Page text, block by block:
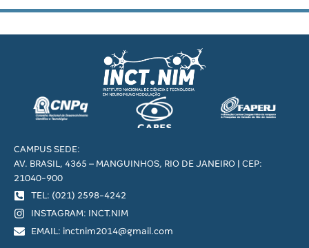
CAMPUS SEDE:
AV. BRASIL, 4365 – MANGUINHOS, RIO DE JANEIRO | CEP:
21040-900
TEL: (021) 2598-4242
INSTAGRAM: INCT.NIM
EMAIL: inctnim2014@gmail.com